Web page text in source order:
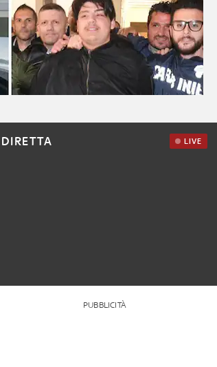
DIRETTA LIVE
PUBBLICITÀ